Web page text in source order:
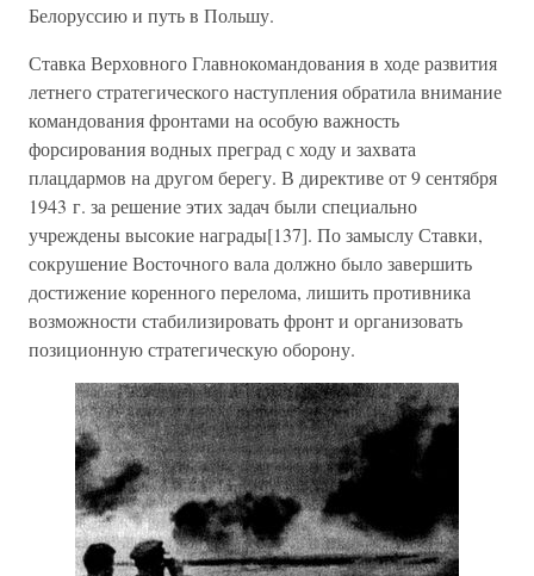
Белоруссию и путь в Польшу.
Ставка Верховного Главнокомандования в ходе развития
летнего стратегического наступления обратила внимание
командования фронтами на особую важность
форсирования водных преград с ходу и захвата
плацдармов на другом берегу. В директиве от 9 сентября
1943 г. за решение этих задач были специально
учреждены высокие награды[137]. По замыслу Ставки,
сокрушение Восточного вала должно было завершить
достижение коренного перелома, лишить противника
возможности стабилизировать фронт и организовать
позиционную стратегическую оборону.